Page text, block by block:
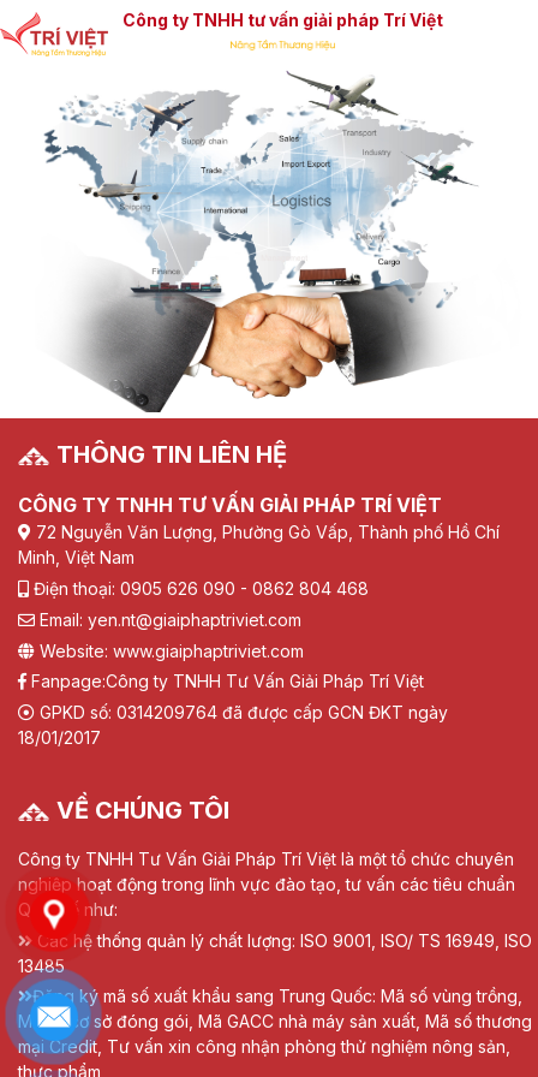
Công ty TNHH tư vấn giải pháp Trí Việt
THÔNG TIN LIÊN HỆ
CÔNG TY TNHH TƯ VẤN GIẢI PHÁP TRÍ VIỆT
72 Nguyễn Văn Lượng, Phường Gò Vấp, Thành phố Hồ Chí
Minh, Việt Nam
Điện thoại: 0905 626 090 - 0862 804 468
Email: yen.nt@giaiphaptriviet.com
Website: www.giaiphaptriviet.com
Fanpage:Công ty TNHH Tư Vấn Giải Pháp Trí Việt
GPKD số: 0314209764 đã được cấp GCN ĐKT ngày
18/01/2017
VỀ CHÚNG TÔI
Công ty TNHH Tư Vấn Giải Pháp Trí Việt là một tổ chức chuyên
nghiệp hoạt động trong lĩnh vực đào tạo, tư vấn các tiêu chuẩn
Quốc tế như:
Các hệ thống quản lý chất lượng: ISO 9001, ISO/ TS 16949, ISO
13485
Đăng ký mã số xuất khẩu sang Trung Quốc: Mã số vùng trồng,
Mã số cơ sở đóng gói, Mã GACC nhà máy sản xuất, Mã số thương
mại Credit, Tư vấn xin công nhận phòng thử nghiệm nông sản,
thực phẩm